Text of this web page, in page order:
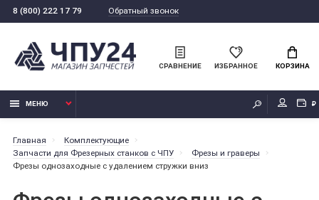
8 (800) 222 17 79 Обратный звонок
СРАВНЕНИЕ ИЗБРАННОЕ КОРЗИНА
МЕНЮ ₽
Главная
Комплектующие
Запчасти для Фрезерных станков с ЧПУ
Фрезы и граверы
Фрезы однозаходные с удалением стружки вниз